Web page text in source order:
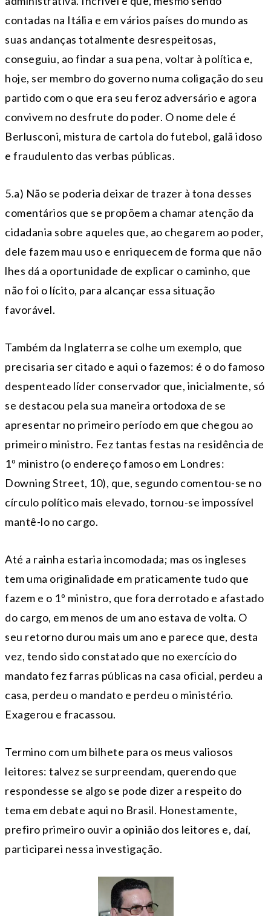
contadas na Itália e em vários países do mundo as
suas andanças totalmente desrespeitosas,
conseguiu, ao findar a sua pena, voltar à política e,
hoje, ser membro do governo numa coligação do seu
partido com o que era seu feroz adversário e agora
convivem no desfrute do poder. O nome dele é
Berlusconi, mistura de cartola do futebol, galã idoso
e fraudulento das verbas públicas.
5.a) Não se poderia deixar de trazer à tona desses
comentários que se propõem a chamar atenção da
cidadania sobre aqueles que, ao chegarem ao poder,
dele fazem mau uso e enriquecem de forma que não
lhes dá a oportunidade de explicar o caminho, que
não foi o lícito, para alcançar essa situação
favorável.
Também da Inglaterra se colhe um exemplo, que
precisaria ser citado e aqui o fazemos: é o do famoso
despenteado líder conservador que, inicialmente, só
se destacou pela sua maneira ortodoxa de se
apresentar no primeiro período em que chegou ao
primeiro ministro. Fez tantas festas na residência de
1º ministro (o endereço famoso em Londres:
Downing Street, 10), que, segundo comentou-se no
círculo político mais elevado, tornou-se impossível
mantê-lo no cargo.
Até a rainha estaria incomodada; mas os ingleses
tem uma originalidade em praticamente tudo que
fazem e o 1º ministro, que fora derrotado e afastado
do cargo, em menos de um ano estava de volta. O
seu retorno durou mais um ano e parece que, desta
vez, tendo sido constatado que no exercício do
mandato fez farras públicas na casa oficial, perdeu a
casa, perdeu o mandato e perdeu o ministério.
Exagerou e fracassou.
Termino com um bilhete para os meus valiosos
leitores: talvez se surpreendam, querendo que
respondesse se algo se pode dizer a respeito do
tema em debate aqui no Brasil. Honestamente,
prefiro primeiro ouvir a opinião dos leitores e, daí,
participarei nessa investigação.